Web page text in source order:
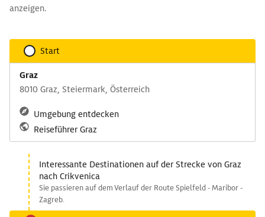
anzeigen.
Start
Graz
8010 Graz, Steiermark, Österreich
Umgebung entdecken
Reiseführer Graz
Interessante Destinationen auf der Strecke von Graz
nach Crikvenica
Sie passieren auf dem Verlauf der Route Spielfeld - Maribor -
Zagreb.